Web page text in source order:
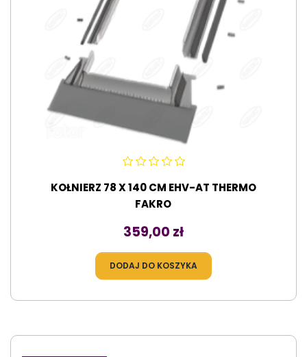
KOŁNIERZ 78 X 140 CM EHV-AT THERMO
FAKRO
Cena
359,00 zł
DODAJ DO KOSZYKA